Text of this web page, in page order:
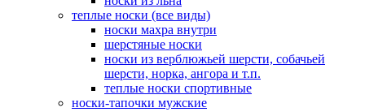
теплые носки (все виды)
носки махра внутри
шерстяные носки
носки из верблюжьей шерсти, собачьей
шерсти, норка, ангора и т.п.
теплые носки спортивные
носки-тапочки мужские